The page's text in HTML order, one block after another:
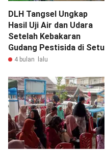
DLH Tangsel Ungkap
Hasil Uji Air dan Udara
Setelah Kebakaran
Gudang Pestisida di Setu
4 bulan lalu